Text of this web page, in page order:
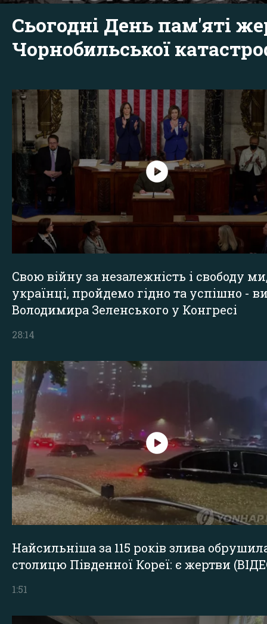
Сьогодні День пам'яті
Чорнобильської
Свою війну за незалежність і свободу
українці, пройдемо гідно та успішно -
Володимира Зеленського у Конгресі
28:14
Найсильніша за 115 років злива
столицю Південної Кореї: є жертви
1:51